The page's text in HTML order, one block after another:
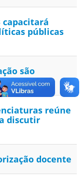
públicas
são
reúne
discutir
docente